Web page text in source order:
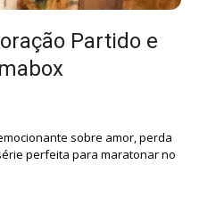
Partido e
sobre amor, perda
perfeita para maratonar no